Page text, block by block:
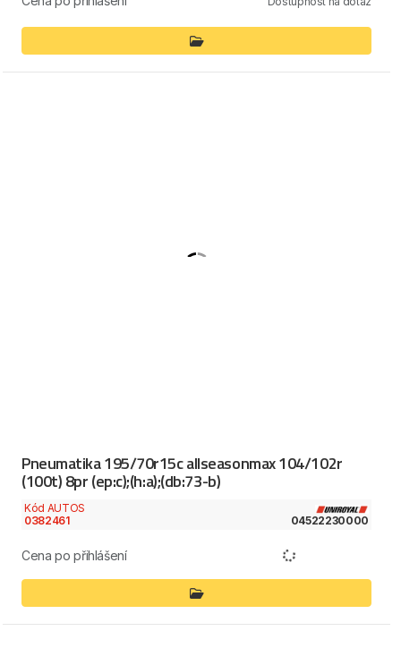
Pneumatika 195/70r15c allseasonmax 104/102r
(100t) 8pr (ep:c);(h:a);(db:73-b)
Kód AUTOS
0382461
04522230000
Cena po přihlášení